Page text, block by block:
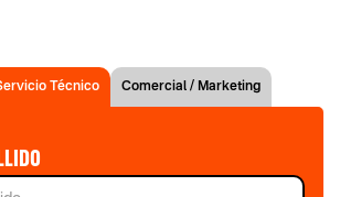
Técnico Comercial / Marketing